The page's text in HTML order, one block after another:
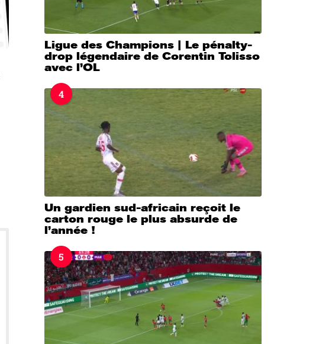
Ligue des Champions | Le pénalty-
drop légendaire de Corentin Tolisso
avec l’OL
4
Un gardien sud-africain reçoit le
carton rouge le plus absurde de
l’année !
5